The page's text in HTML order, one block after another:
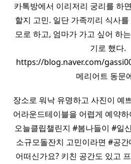
카톡방에서 이리저리 궁리를 하
할지 고민. 일단 가족끼리 식사
모로 하고, 엄마가 가고 싶어 하
기로 했다. ​ ​ ​ ​
https://blog.naver.com/
메리어트 동문
장소로 워낙 유명하고 사진이 예
어라운드테이블을 어렵게 예약
오늘클립챌린지 #봄나들이 #일
소규모돌잔치 고민이라면 #공
어떠신가요? 키친 공간도 있고